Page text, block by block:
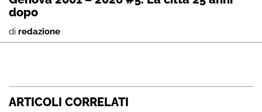
dopo
di redazione
ARTICOLI CORRELATI